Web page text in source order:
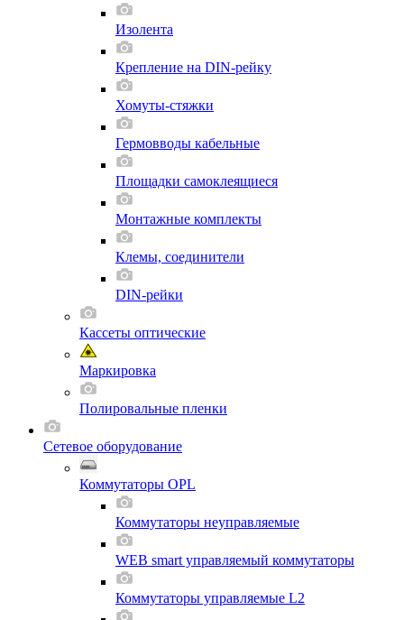
Изолента
Крепление на DIN-рейку
Хомуты-стяжки
Гермовводы кабельные
Площадки самоклеящиеся
Монтажные комплекты
Клемы, соединители
DIN-рейки
Кассеты оптические
Маркировка
Полировальные пленки
Сетевое оборудование
Коммутаторы OPL
Коммутаторы неуправляемые
WEB smart управляемый коммутаторы
Коммутаторы управляемые L2